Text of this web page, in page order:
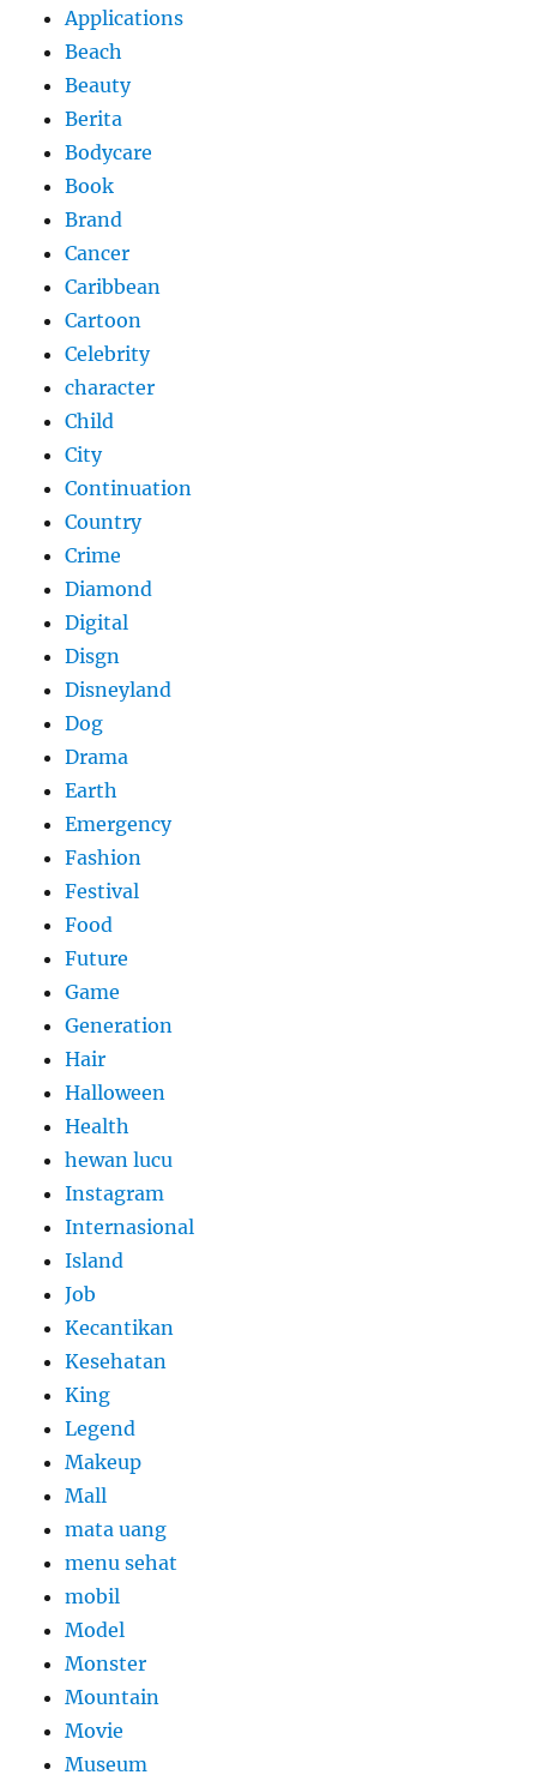
Applications
Beach
Beauty
Berita
Bodycare
Book
Brand
Cancer
Caribbean
Cartoon
Celebrity
character
Child
City
Continuation
Country
Crime
Diamond
Digital
Disgn
Disneyland
Dog
Drama
Earth
Emergency
Fashion
Festival
Food
Future
Game
Generation
Hair
Halloween
Health
hewan lucu
Instagram
Internasional
Island
Job
Kecantikan
Kesehatan
King
Legend
Makeup
Mall
mata uang
menu sehat
mobil
Model
Monster
Mountain
Movie
Museum